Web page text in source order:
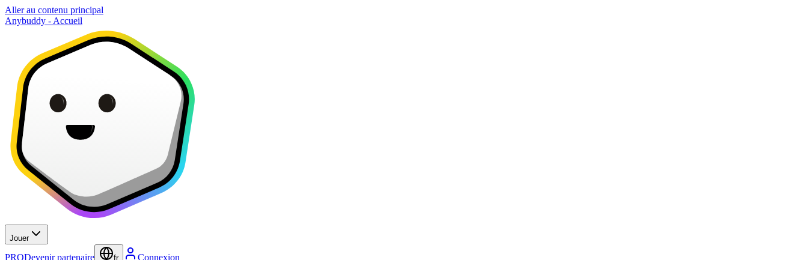
Aller au contenu principal
Anybuddy - Accueil
Jouer
PRODevenir partenaire fr Connexion